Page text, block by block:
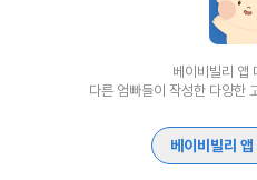
베이비빌리 앱
다른 엄빠들이 작성한 다양한
베이비빌리 앱